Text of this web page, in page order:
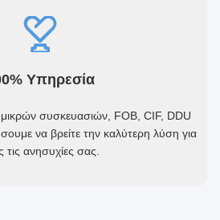
Υπηρεσία
συσκευασιών, FOB, CIF, DDU
να βρείτε την καλύτερη λύση για
τις ανησυχίες σας.